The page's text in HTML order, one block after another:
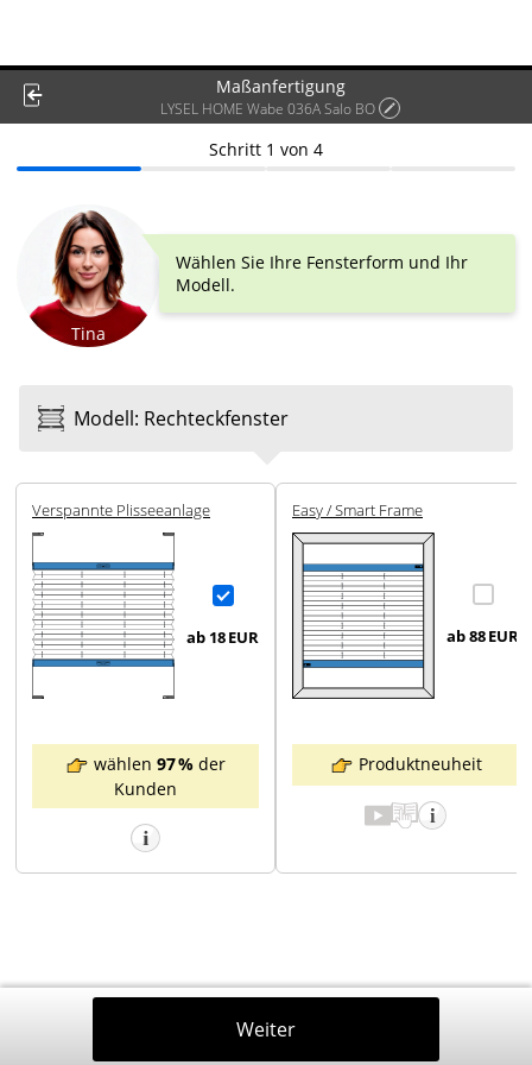
Maßanfertigung
LYSEL HOME Wabe 036A Salo BO
Schritt 1 von 4
Tina
Wählen Sie Ihre Fensterform und Ihr
Modell.
Modell: Rechteck­fenster
Ver­spannte Plissee­anlage
ab 18EUR
wählen 97 % der
Kunden
Easy / Smart Frame
ab 88EUR
Produktneuheit
Weiter